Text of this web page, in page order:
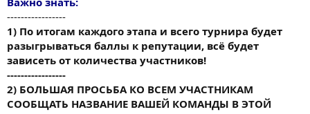
-----------------
1) По итогам каждого этапа и всего турнира будет
разыгрываться баллы к репутации, всё будет
зависеть от количества участников!
-----------------
2) БОЛЬШАЯ ПРОСЬБА КО ВСЕМ УЧАСТНИКАМ
СООБЩАТЬ НАЗВАНИЕ ВАШЕЙ КОМАНДЫ В ЭТОЙ